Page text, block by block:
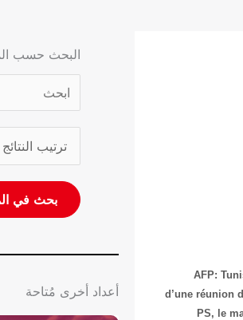
AFP:
d’une réunion
PS, le
البحث حسب
أعداد أخرى مُتاحة